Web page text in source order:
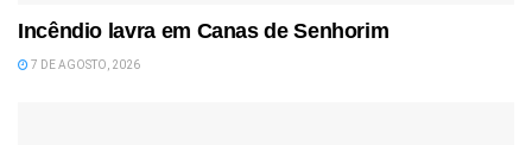
Incêndio lavra em Canas de Senhorim
7 DE AGOSTO, 2026